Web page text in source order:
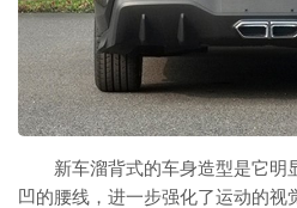
新车溜背式的车身造型是它明
凹的腰线，进一步强化了运动的视